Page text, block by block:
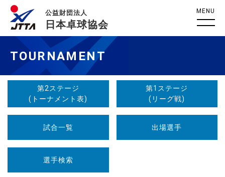
公益財団法人
日本卓球協会
MENU
TOURNAMENT
第2ステージ
(トーナメント表)
第1ステージ
(リーグ戦)
試合一覧 出場選手
選手検索